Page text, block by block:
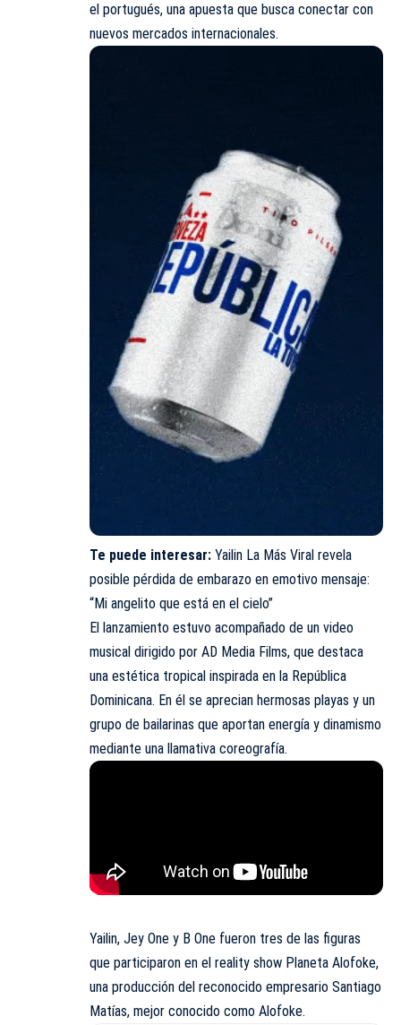
el portugués, una apuesta que busca conectar con
nuevos mercados internacionales.
Te puede interesar: Yailin La Más Viral revela
posible pérdida de embarazo en emotivo mensaje:
“Mi angelito que está en el cielo”
El lanzamiento estuvo acompañado de un video
musical dirigido por AD Media Films, que destaca
una estética tropical inspirada en la República
Dominicana. En él se aprecian hermosas playas y un
grupo de bailarinas que aportan energía y dinamismo
mediante una llamativa coreografía.
Yailin, Jey One y B One fueron tres de las figuras
que participaron en el reality show Planeta Alofoke,
una producción del reconocido empresario Santiago
Matías, mejor conocido como Alofoke.